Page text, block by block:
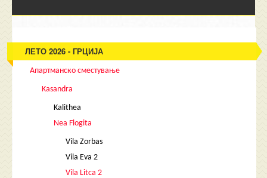
ЛЕТО 2026 - ГРЦИЈА
Апартманско сместување
Kasandra
Kalithea
Nea Flogita
Vila Zorbas
Vila Eva 2
Vila Litca 2